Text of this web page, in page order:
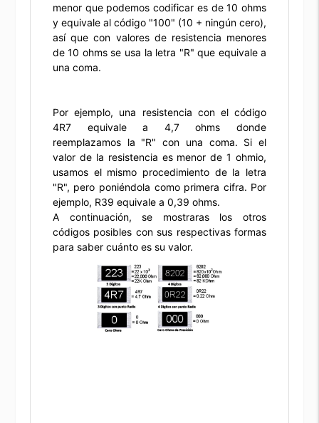
menor que podemos codificar es de 10 ohms
y equivale al código "100" (10 + ningún cero),
así que con valores de resistencia menores
de 10 ohms se usa la letra "R" que equivale a
una coma.
Por ejemplo, una resistencia con el código
4R7 equivale a 4,7 ohms donde
reemplazamos la "R" con una coma. Si el
valor de la resistencia es menor de 1 ohmio,
usamos el mismo procedimiento de la letra
"R", pero poniéndola como primera cifra. Por
ejemplo, R39 equivale a 0,39 ohms.
A continuación, se mostraras los otros
códigos posibles con sus respectivas formas
para saber cuánto es su valor.